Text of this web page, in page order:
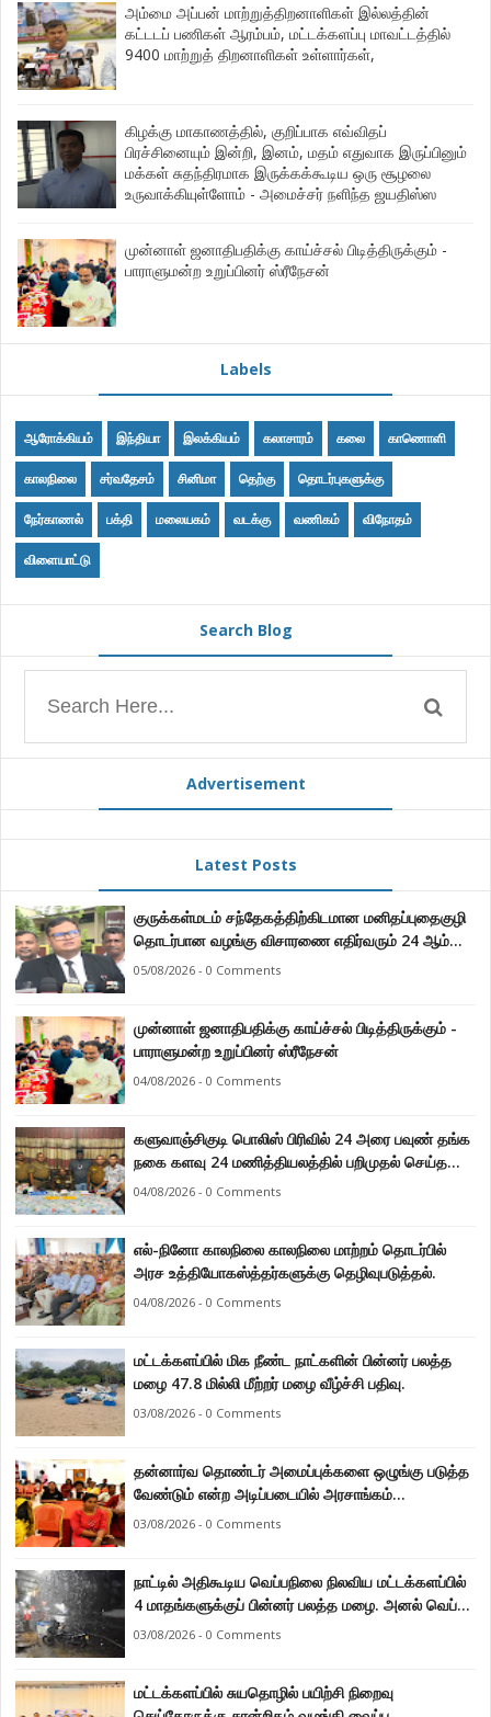
அம்மை அப்பன் மாற்றுத்திறனாளிகள் இல்லத்தின்
கட்டடப் பணிகள் ஆரம்பம், மட்டக்களப்பு மாவட்டத்தில்
9400 மாற்றுத் திறனாளிகள் உள்ளார்கள்,
கிழக்கு மாகாணத்தில், குறிப்பாக எவ்விதப்
பிரச்சினையும் இன்றி, இனம், மதம் எதுவாக இருப்பினும்
மக்கள் சுதந்திரமாக இருக்கக்கூடிய ஒரு சூழலை
உருவாக்கியுள்ளோம் - அமைச்சர் நளிந்த ஜயதிஸ்ஸ
முன்னாள் ஜனாதிபதிக்கு காய்ச்சல் பிடித்திருக்கும் -
பாராளுமன்ற உறுப்பினர் ஸ்ரீநேசன்
Labels
ஆரோக்கியம் இந்தியா இலக்கியம் கலாசாரம் கலை காணொளி
காலநிலை சர்வதேசம் சினிமா தெற்கு தொடர்புகளுக்கு
நேர்காணல் பக்தி மலையகம் வடக்கு வணிகம் விநோதம்
விளையாட்டு
Search Blog
Advertisement
Latest Posts
குருக்கள்மடம் சந்தேகத்திற்கிடமான மனிதப்புதைகுழி
தொடர்பான வழங்கு விசாரணை எதிர்வரும் 24 ஆம்
திகதிக்கு தவணையிடப்பட்டுள்ளது.
05/08/2026 - 0 Comments
முன்னாள் ஜனாதிபதிக்கு காய்ச்சல் பிடித்திருக்கும் -
பாராளுமன்ற உறுப்பினர் ஸ்ரீநேசன்
04/08/2026 - 0 Comments
களுவாஞ்சிகுடி பொலிஸ் பிரிவில் 24 அரை பவுண் தங்க
நகை களவு 24 மணித்தியலத்தில் பறிமுதல் செய்த
பொலிசார்.
04/08/2026 - 0 Comments
எல்-நினோ காலநிலை காலநிலை மாற்றம் தொடர்பில்
அரச உத்தியோகஸ்த்தர்களுக்கு தெழிவுபடுத்தல்.
04/08/2026 - 0 Comments
மட்டக்களப்பில் மிக நீண்ட நாட்களின் பின்னர் பலத்த
மழை 47.8 மில்லி மீற்றர் மழை வீழ்ச்சி பதிவு.
03/08/2026 - 0 Comments
தன்னார்வ தொண்டர் அமைப்புக்களை ஒழுங்கு படுத்த
வேண்டும் என்ற அடிப்படையில் அரசாங்கம்
கொண்டுவரவுள்ள சட்டம் - சட்டத்தரணி ஐங்கரன்.
03/08/2026 - 0 Comments
நாட்டில் அதிகூடிய வெப்பநிலை நிலவிய மட்டக்களப்பில்
4 மாதங்களுக்குப் பின்னர் பலத்த மழை. அனல் வெப்பக்
காலநிலை தணிந்தது.
03/08/2026 - 0 Comments
மட்டக்களப்பில் சுயதொழில் பயிற்சி நிறைவு